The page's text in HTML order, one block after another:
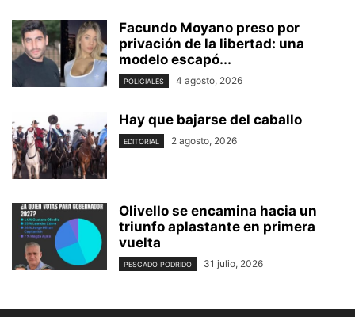
Facundo Moyano preso por
privación de la libertad: una
modelo escapó...
POLICIALES 4 agosto, 2026
Hay que bajarse del caballo
EDITORIAL 2 agosto, 2026
Olivello se encamina hacia un
triunfo aplastante en primera
vuelta
PESCADO PODRIDO 31 julio, 2026